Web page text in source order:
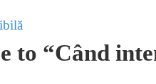
to “Când